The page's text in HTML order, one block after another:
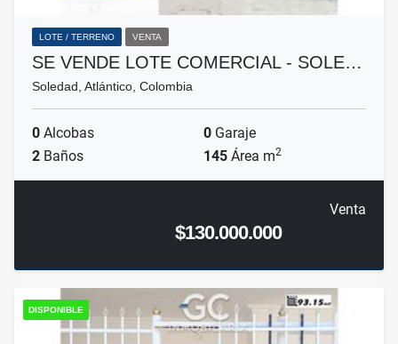
LOTE / TERRENO VENTA
SE VENDE LOTE COMERCIAL - SOLE…
Soledad, Atlántico, Colombia
0 Alcobas 0 Garaje
2 Baños 145 Área m2
Venta
$130.000.000
DISPONIBLE